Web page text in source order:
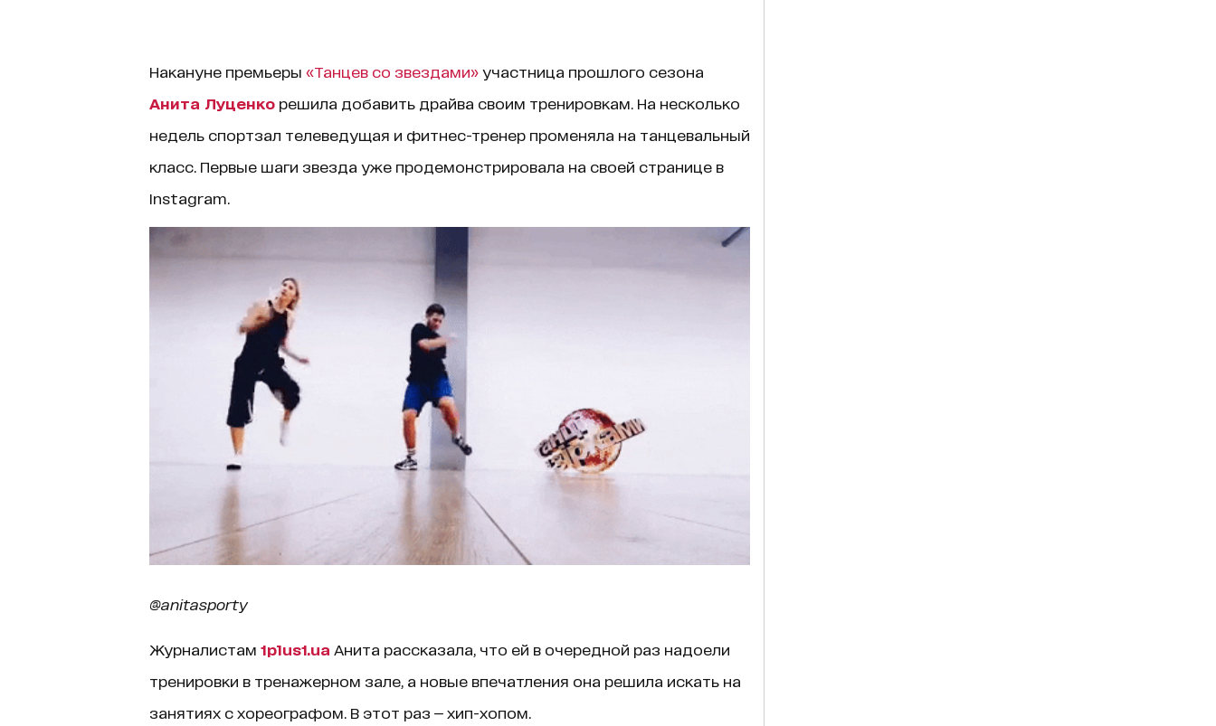
Накануне премьеры «Танцев со звездами»участница прошлого сезона
Анита Луценкорешила добавить драйва своим тренировкам. На несколько
недель спортзал телеведущая и фитнес-тренер променяла на танцевальный
класс. Первые шаги звезда уже продемонстрировала на своей странице в
Instagram.
@anitasporty
Журналистам 1plus1.ua Анита рассказала, что ей в очередной раз надоели
тренировки в тренажерном зале, а новые впечатления она решила искать на
занятиях с хореографом. В этот раз — хип-хопом.